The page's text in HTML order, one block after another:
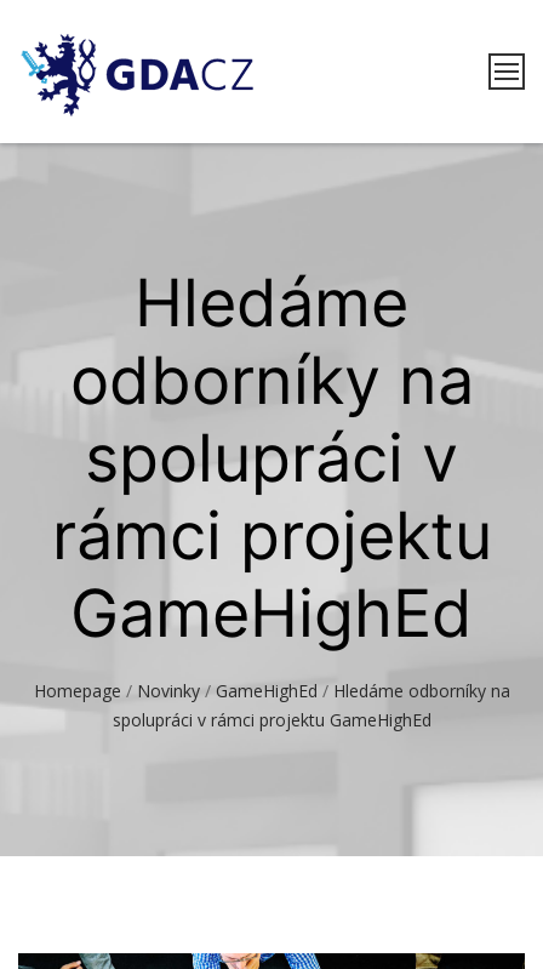
content
GDACZ
Hledáme
odborníky na
spolupráci v
rámci projektu
GameHighEd
Homepage / Novinky / GameHighEd / Hledáme odborníky na
spolupráci v rámci projektu GameHighEd